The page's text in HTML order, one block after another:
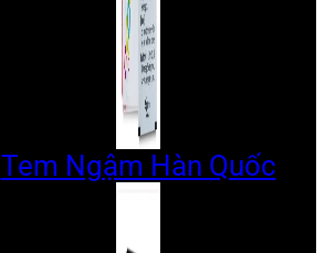
Tem Ngậm Hàn Quốc